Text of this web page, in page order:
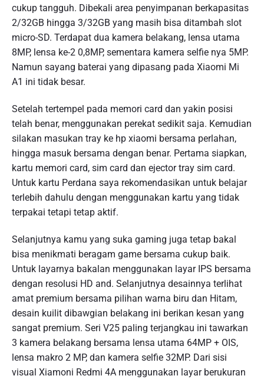
cukup tangguh. Dibekali area penyimpanan berkapasitas
2/32GB hingga 3/32GB yang masih bisa ditambah slot
micro-SD. Terdapat dua kamera belakang, lensa utama
8MP, lensa ke-2 0,8MP, sementara kamera selfie nya 5MP.
Namun sayang baterai yang dipasang pada Xiaomi Mi
A1 ini tidak besar.
Setelah tertempel pada memori card dan yakin posisi
telah benar, menggunakan perekat sedikit saja. Kemudian
silakan masukan tray ke hp xiaomi bersama perlahan,
hingga masuk bersama dengan benar. Pertama siapkan,
kartu memori card, sim card dan ejector tray sim card.
Untuk kartu Perdana saya rekomendasikan untuk belajar
terlebih dahulu dengan menggunakan kartu yang tidak
terpakai tetapi tetap aktif.
Selanjutnya kamu yang suka gaming juga tetap bakal
bisa menikmati beragam game bersama cukup baik.
Untuk layarnya bakalan menggunakan layar IPS bersama
dengan resolusi HD and. Selanjutnya desainnya terlihat
amat premium bersama pilihan warna biru dan Hitam,
desain kuilit dibawgian belakang ini berikan kesan yang
sangat premium. Seri V25 paling terjangkau ini tawarkan
3 kamera belakang bersama lensa utama 64MP + OIS,
lensa makro 2 MP, dan kamera selfie 32MP. Dari sisi
visual Xiamoni Redmi 4A menggunakan layar berukuran